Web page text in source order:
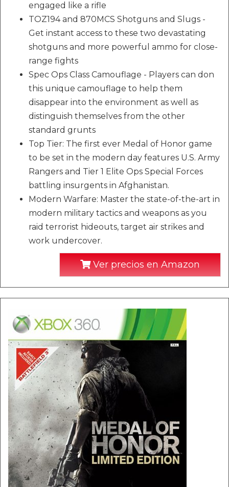
engaged like a rifle
TOZ194 and 870MCS Shotguns and Slugs -
Get instant access to these two devastating
shotguns and more powerful ammo for close-
range fights
Spec Ops Class Camouflage - Players can don
this unique camouflage to help them
disappear into the environment as well as
distinguish themselves from the other
standard grunts
Top Tier: The first ever Medal of Honor game
to be set in the modern day features U.S. Army
Rangers and Tier 1 Elite Ops Special Forces
battling insurgents in Afghanistan.
Modern Warfare: Master the state-of-the-art in
modern military tactics and weapons as you
raid terrorist hideouts, target air strikes and
work undercover.
Ver precios en Amazon